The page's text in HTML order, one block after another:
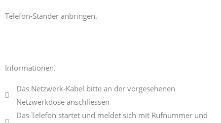
Telefon-Ständer anbringen.
Informationen.
Das Netzwerk-Kabel bitte an der vorgesehenen
Netzwerkdose anschliessen
Das Telefon startet und meldet sich mit Rufnummer und